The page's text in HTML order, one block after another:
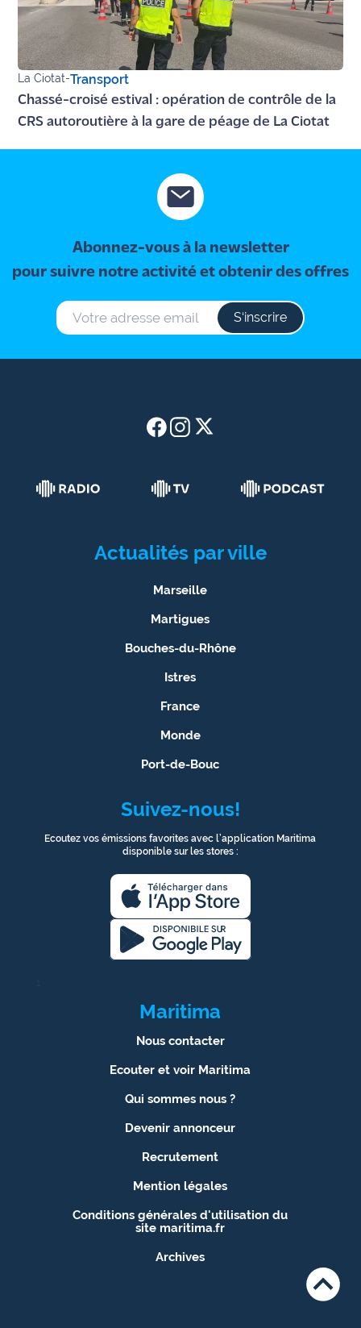
La Ciotat-Transport
Chassé-croisé estival : opération de contrôle de la
CRS autoroutière à la gare de péage de La Ciotat
Abonnez-vous à la newsletter
pour suivre notre activité et obtenir des offres
S‘inscrire
Actualités par ville
Marseille
Martigues
Bouches-du-Rhône
Istres
France
Monde
Port-de-Bouc
Suivez-nous!
Ecoutez vos émissions favorites avec l’application Maritima
disponible sur les stores :
1
Maritima
Nous contacter
Ecouter et voir Maritima
Qui sommes nous ?
Devenir annonceur
Recrutement
Mention légales
Conditions générales d'utilisation du
site maritima.fr
Archives